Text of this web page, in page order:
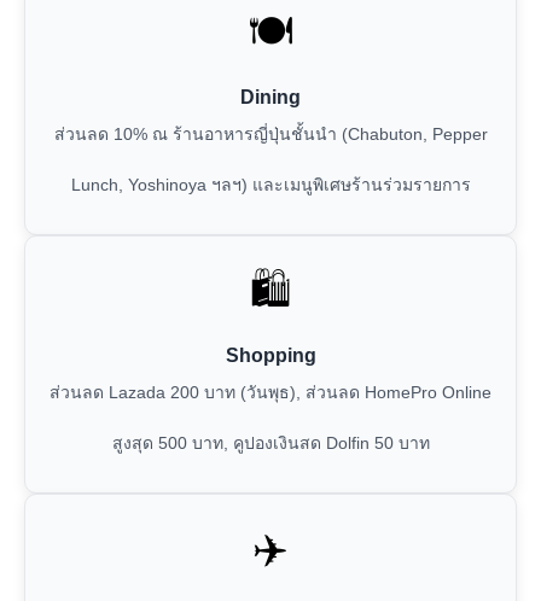
🍽️
Dining
ส่วนลด 10% ณ ร้านอาหารญี่ปุ่นชั้นนำ (Chabuton, Pepper
Lunch, Yoshinoya ฯลฯ) และเมนูพิเศษร้านร่วมรายการ
🛍️
Shopping
ส่วนลด Lazada 200 บาท (วันพุธ), ส่วนลด HomePro Online
สูงสุด 500 บาท, คูปองเงินสด Dolfin 50 บาท
✈️